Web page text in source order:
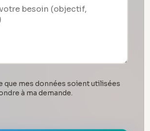
que mes données soient utilisées
à ma demande.